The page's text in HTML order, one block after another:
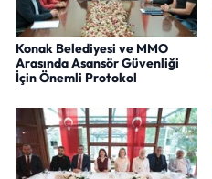
Konak Belediyesi ve MMO
Arasında Asansör Güvenliği
İçin Önemli Protokol